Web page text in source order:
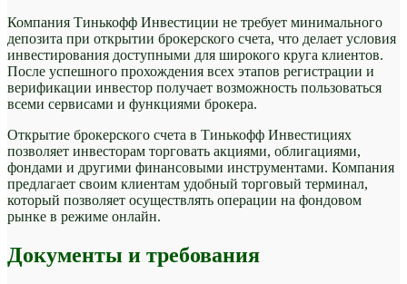
Компания Тинькофф Инвестиции не требует минимального
депозита при открытии брокерского счета, что делает условия
инвестирования доступными для широкого круга клиентов.
После успешного прохождения всех этапов регистрации и
верификации инвестор получает возможность пользоваться
всеми сервисами и функциями брокера.
Открытие брокерского счета в Тинькофф Инвестициях
позволяет инвесторам торговать акциями, облигациями,
фондами и другими финансовыми инструментами. Компания
предлагает своим клиентам удобный торговый терминал,
который позволяет осуществлять операции на фондовом
рынке в режиме онлайн.
Документы и требования